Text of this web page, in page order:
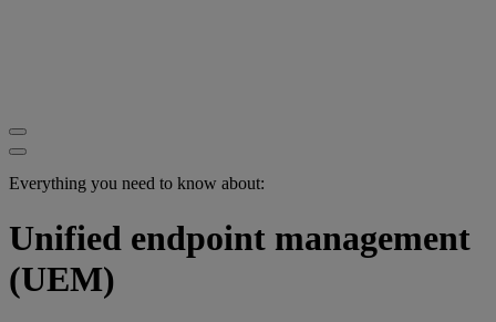
Everything you need to know about:
Unified endpoint management
(UEM)